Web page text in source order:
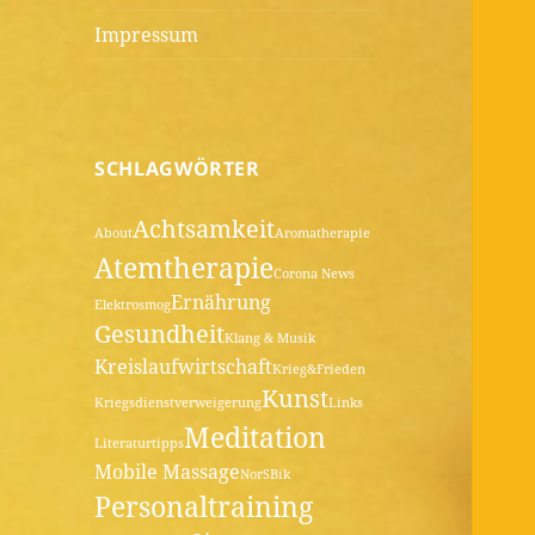
Impressum
SCHLAGWÖRTER
AboutAchtsamkeitAromatherapie
AtemtherapieCorona News
ElektrosmogErnährung
GesundheitKlang & Musik
KreislaufwirtschaftKrieg&Frieden
KriegsdienstverweigerungKunstLinks
LiteraturtippsMeditation
Mobile MassageNorSBik
Personaltraining